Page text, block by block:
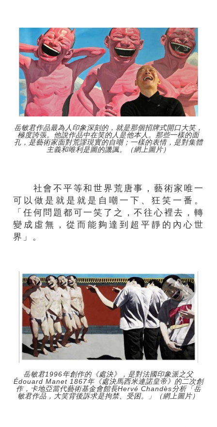
岳敏君作品最為人印象深刻的，就是那個招牌式開口大笑，
極度誇張。他說作品中在笑的人是他本人。那些一樣的面
孔，是藝術家面對荒謬現實的自嘲；一樣的表情，是對集體
主義和唯利是圖的譏諷。（網上圖片）
社會不平等和世界荒唐事，藝術家唯一
可以做是就是就是自嘲一下、狂笑一番。
「任何問題都可一笑了之，不往心裡去，轉
變成虛無，從而能夠達到超平靜的內心世
界」 。
岳敏君1996年創作的《處決》，是對法國印象派之父
Édouard Manet 1867年《處決馬西米連諾皇帝》的二次創
作，卡地亞當代藝術基金會館長Hervé Chandès分析「岳
敏君作品，大笑背後訴求是拘禁、受困。」（網上圖片）